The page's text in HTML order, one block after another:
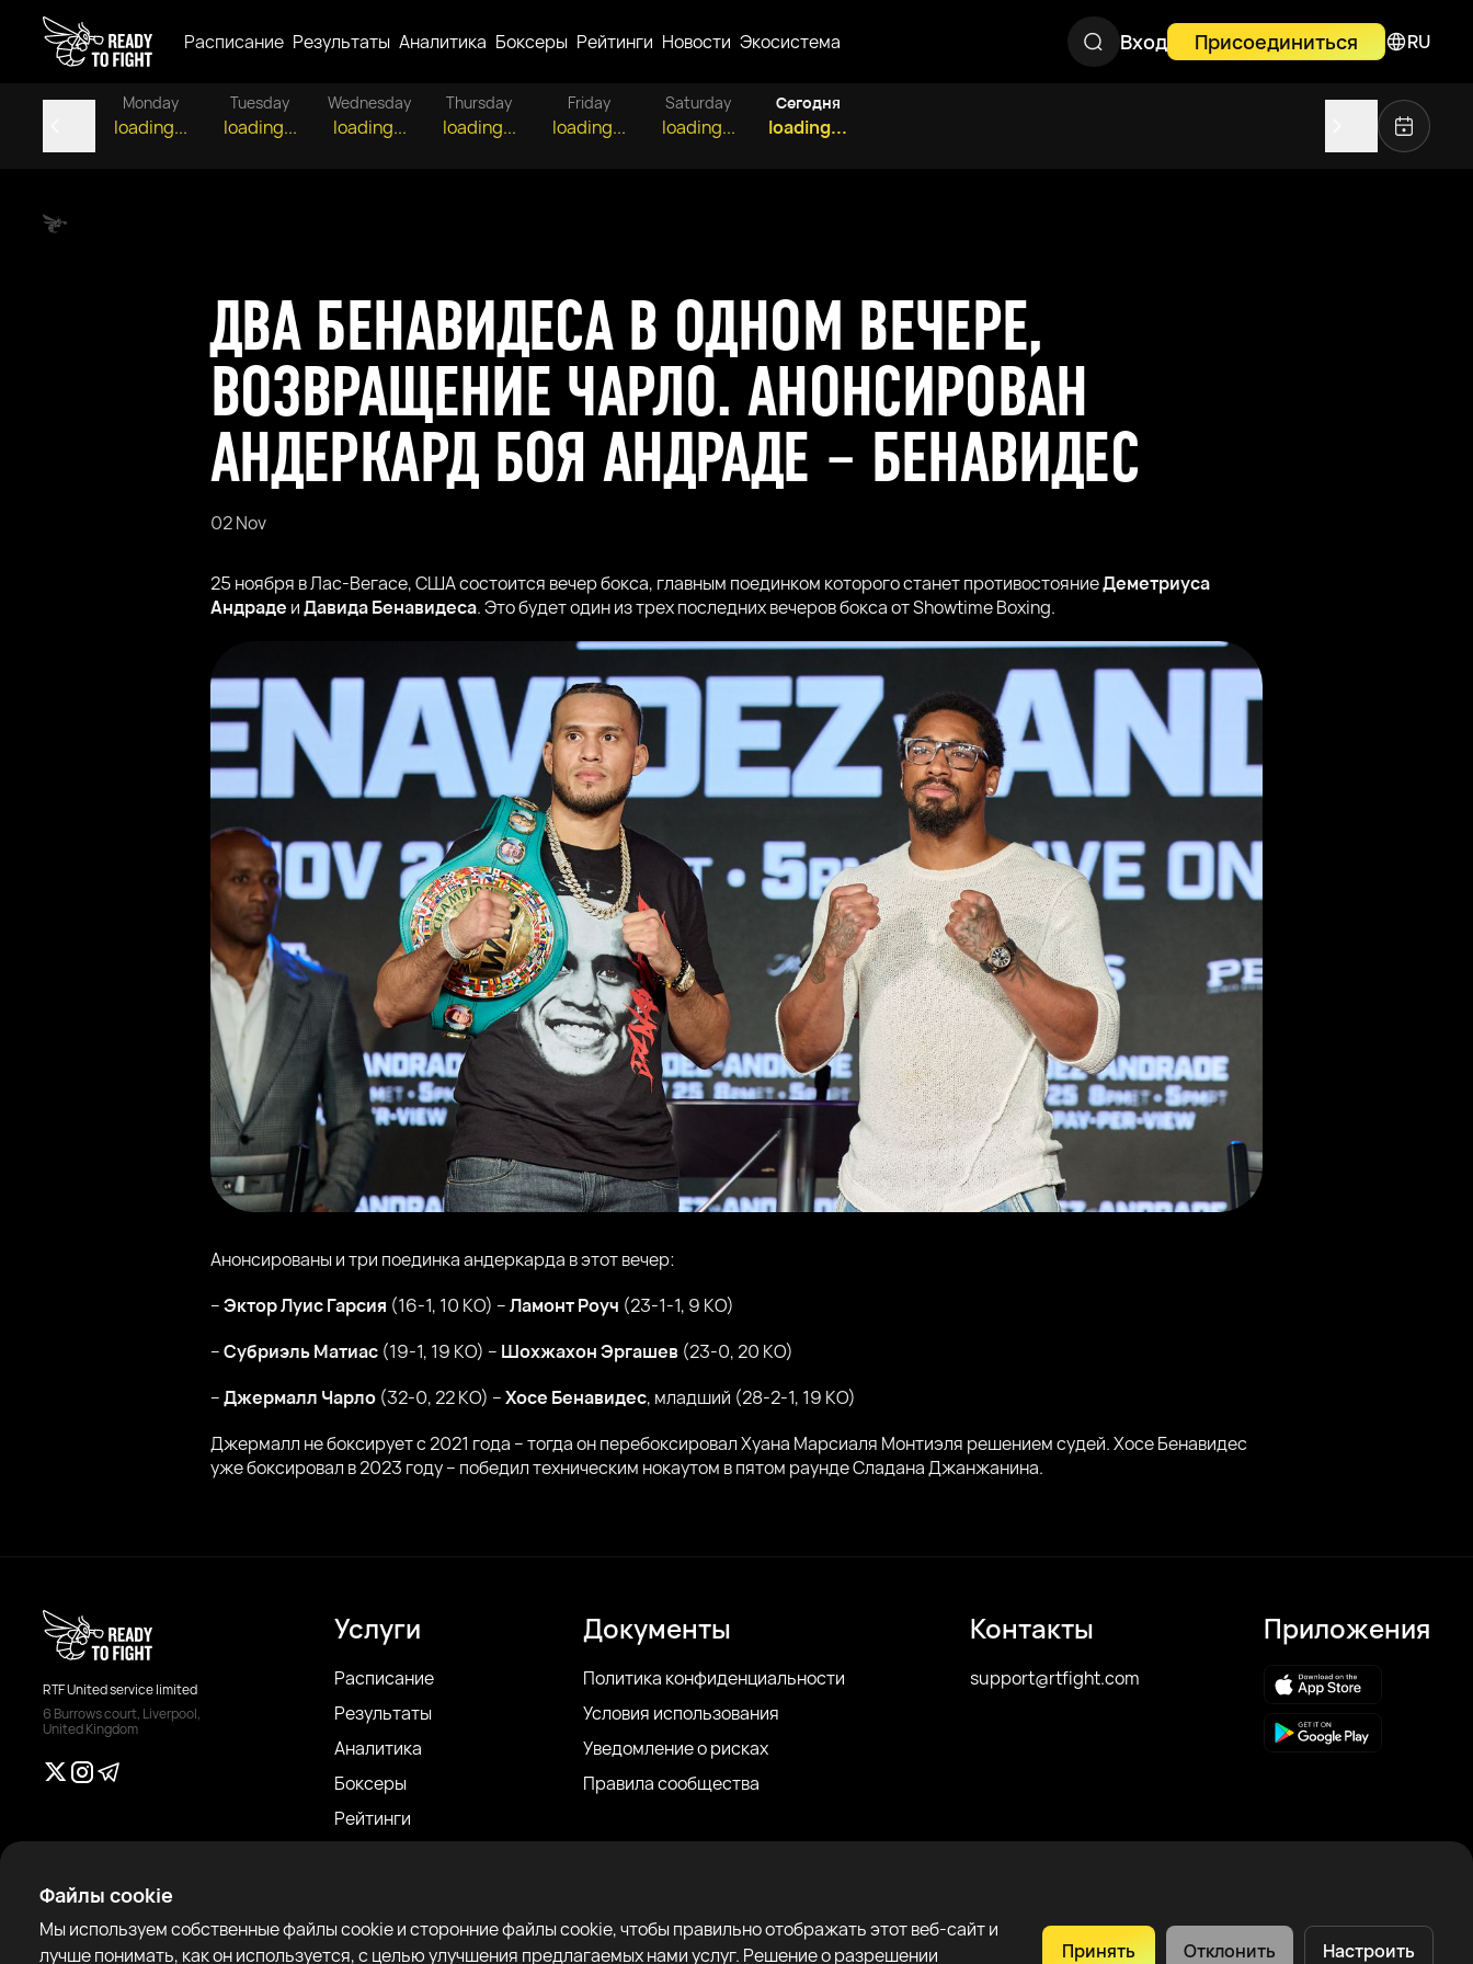
Расписание Результаты Аналитика Боксеры Рейтинги Новости Экосистема Вход Присоединиться RU
Monday
loading...
Tuesday
loading...
Wednesday
loading...
Thursday
loading...
Friday
loading...
Saturday
loading...
Сегодня
loading...
Файлы cookie
Мы используем собственные файлы cookie и сторонние файлы cookie, чтобы правильно отображать этот веб-сайт и
лучше понимать, как он используется, с целью улучшения предлагаемых нами услуг. Решение о разрешении
Принять Отклонить Настроить
ДВА БЕНАВИДЕСА В ОДНОМ ВЕЧЕРЕ,
ВОЗВРАЩЕНИЕ ЧАРЛО. АНОНСИРОВАН
АНДЕРКАРД БОЯ АНДРАДЕ – БЕНАВИДЕС
02 Nov
25 ноября в Лас-Вегасе, США состоится вечер бокса, главным поединком которого станет противостояниеДеметриуса
Андраде иДавида Бенавидеса. Это будет один из трех последних вечеров бокса от Showtime Boxing.
Анонсированы и три поединка андеркарда в этот вечер:
–Эктор Луис Гарсия (16-1, 10 КО) –Ламонт Роуч (23-1-1, 9 КО)
–Субриэль Матиас (19-1, 19 КО) – Шохжахон Эргашев (23-0, 20 КО)
–Джермалл Чарло (32-0, 22 КО) –Хосе Бенавидес, младший (28-2-1, 19 КО)
Джермалл не боксирует с 2021 года – тогда он перебоксировал Хуана Марсиаля Монтиэля решением судей. Хосе Бенавидес
уже боксировал в 2023 году – победил техническим нокаутом в пятом раунде Сладана Джанжанина.
RTF United service limited
6 Burrows court, Liverpool,
United Kingdom
Услуги
Расписание
Результаты
Аналитика
Боксеры
Рейтинги
Sparring Finder
Документы
Политика конфиденциальности
Условия использования
Уведомление о рисках
Правила сообщества
Контакты
support@rtfight.com
Приложения